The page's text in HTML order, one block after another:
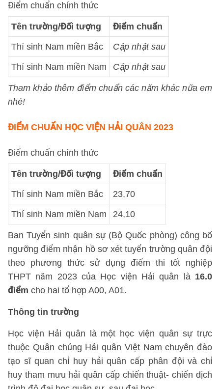
Điểm chuẩn chính thức
Tên trường/Đối tượng Điểm chuẩn
Thí sinh Nam miền Bắc Cập nhật sau
Thí sinh Nam miền Nam Cập nhật sau
Tham khảo thêm điểm chuẩn các năm khác nữa em
nhé!
ĐIỂM CHUẨN HỌC VIỆN HẢI QUÂN 2023
Điểm chuẩn chính thức
Tên trường/Đối tượng Điểm chuẩn
Thí sinh Nam miền Bắc 23,70
Thí sinh Nam miền Nam 24,10
Ban Tuyển sinh quân sự (Bộ Quốc phòng) công bố
ngưỡng điểm nhận hồ sơ xét tuyển trường quân đội
theo phương thức sử dụng điểm thi tốt nghiệp
THPT năm 2023 của Học viện Hải quân là 16.0
điểm cho hai tổ hợp A00, A01.
Thông tin trường
Học viện Hải quân là một học viện quân sự trực
thuộc Quân chủng Hải quân Việt Nam chuyên đào
tạo sĩ quan chỉ huy hải quân cấp phân đội và chỉ
huy tham mưu hải quân cấp chiến thuật- chiến dịch